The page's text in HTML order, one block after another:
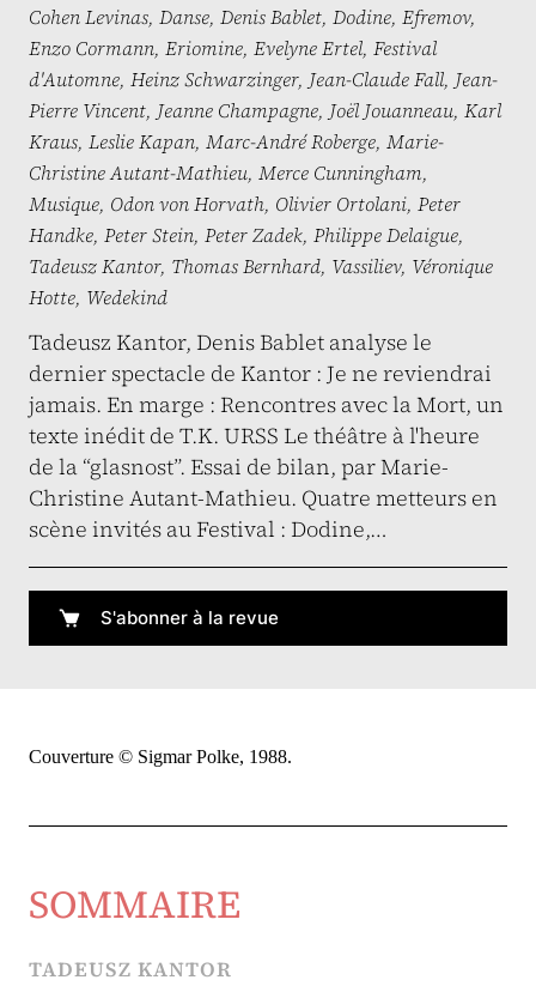
Cohen Levinas, Danse, Denis Bablet, Dodine, Efremov,
Enzo Cormann, Eriomine, Evelyne Ertel, Festival
d'Automne, Heinz Schwarzinger, Jean-Claude Fall, Jean-
Pierre Vincent, Jeanne Champagne, Joël Jouanneau, Karl
Kraus, Leslie Kapan, Marc-André Roberge, Marie-
Christine Autant-Mathieu, Merce Cunningham,
Musique, Odon von Horvath, Olivier Ortolani, Peter
Handke, Peter Stein, Peter Zadek, Philippe Delaigue,
Tadeusz Kantor, Thomas Bernhard, Vassiliev, Véronique
Hotte, Wedekind
Tadeusz Kantor, Denis Bablet analyse le
dernier spectacle de Kantor : Je ne reviendrai
jamais. En marge : Rencontres avec la Mort, un
texte inédit de T.K. URSS Le théâtre à l'heure
de la “glasnost”. Essai de bilan, par Marie-
Christine Autant-Mathieu. Quatre metteurs en
scène invités au Festival : Dodine,…
S'abonner à la revue
Couverture © Sigmar Polke, 1988.
SOMMAIRE
TADEUSZ KANTOR